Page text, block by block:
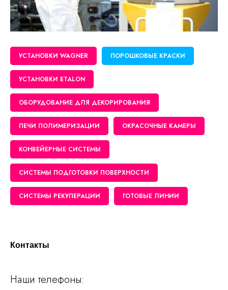
УСТАНОВКИ WAGNER ПОРОШКОВЫЕ КРАСКИ
УСТАНОВКИ ETALON
ОБОРУДОВАНИЕ ДЛЯ ДЕКОРИРОВАНИЯ
ПЕЧИ ПОЛИМЕРИЗАЦИИ ОКРАСОЧНЫЕ КАМЕРЫ
КОНВЕЙЕРНЫЕ СИСТЕМЫ
СИСТЕМЫ ПОДГОТОВКИ ПОВЕРХНОСТИ
СИСТЕМЫ РЕКУПЕРАЦИИ ГОТОВЫЕ ЛИНИИ
Контакты
Наши телефоны: